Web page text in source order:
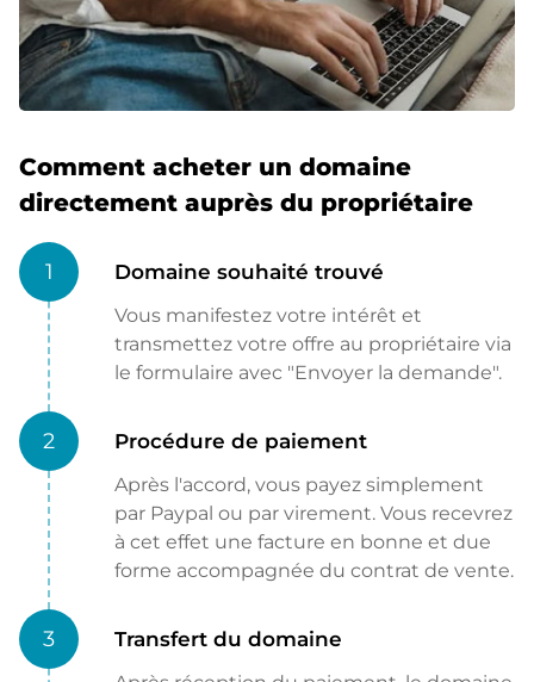
Comment acheter un domaine
directement auprès du propriétaire
1 Domaine souhaité trouvé
Vous manifestez votre intérêt et
transmettez votre offre au propriétaire via
le formulaire avec "Envoyer la demande".
2 Procédure de paiement
Après l'accord, vous payez simplement
par Paypal ou par virement. Vous recevrez
à cet effet une facture en bonne et due
forme accompagnée du contrat de vente.
3 Transfert du domaine